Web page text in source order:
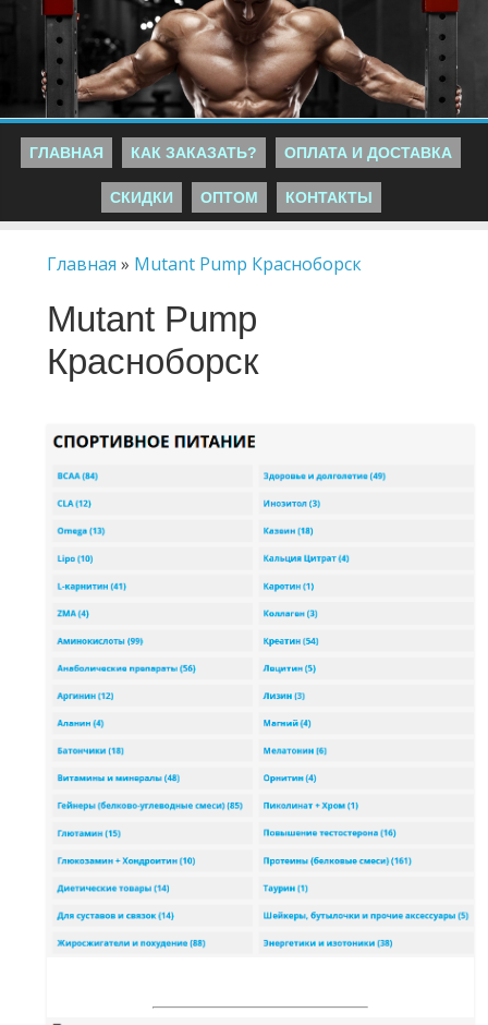
ГЛАВНАЯ КАК ЗАКАЗАТЬ? ОПЛАТА И ДОСТАВКА
СКИДКИ ОПТОМ КОНТАКТЫ
Главная » Mutant Pump Красноборск
Mutant Pump
Красноборск